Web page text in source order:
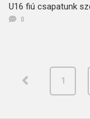
U16 fiú csapatunk
0
1